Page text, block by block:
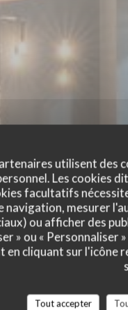
utilisent des
Les cookies
facultatifs
mesurer
ou afficher des
» ou «
cliquant sur l'icône
Tout accepter
de nos